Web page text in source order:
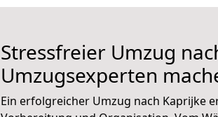
Stressfreier Umzug
Umzugsexperten
Ein erfolgreicher Umzug nach Kaprijke